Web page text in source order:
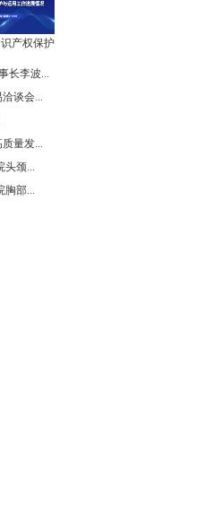
产权保护
会
长李波...
谈会...
量发...
头颈...
胸部...